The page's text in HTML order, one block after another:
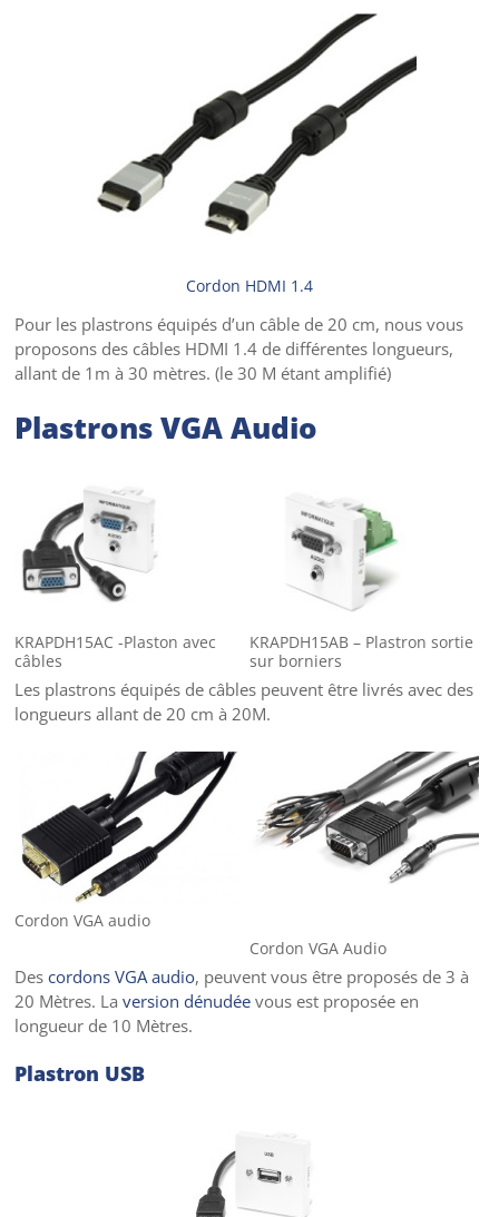
Cordon HDMI 1.4
Pour les plastrons équipés d’un câble de 20 cm, nous vous
proposons des câbles HDMI 1.4 de différentes longueurs,
allant de 1m à 30 mètres. (le 30 M étant amplifié)
Plastrons VGA Audio
KRAPDH15AC -Plaston avec
câbles
KRAPDH15AB – Plastron sortie
sur borniers
Les plastrons équipés de câbles peuvent être livrés avec des
longueurs allant de 20 cm à 20M.
Cordon VGA audio
Cordon VGA Audio
Descordons VGA audio, peuvent vous être proposés de 3 à
20 Mètres. Laversion dénudée vous est proposée en
longueur de 10 Mètres.
Plastron USB